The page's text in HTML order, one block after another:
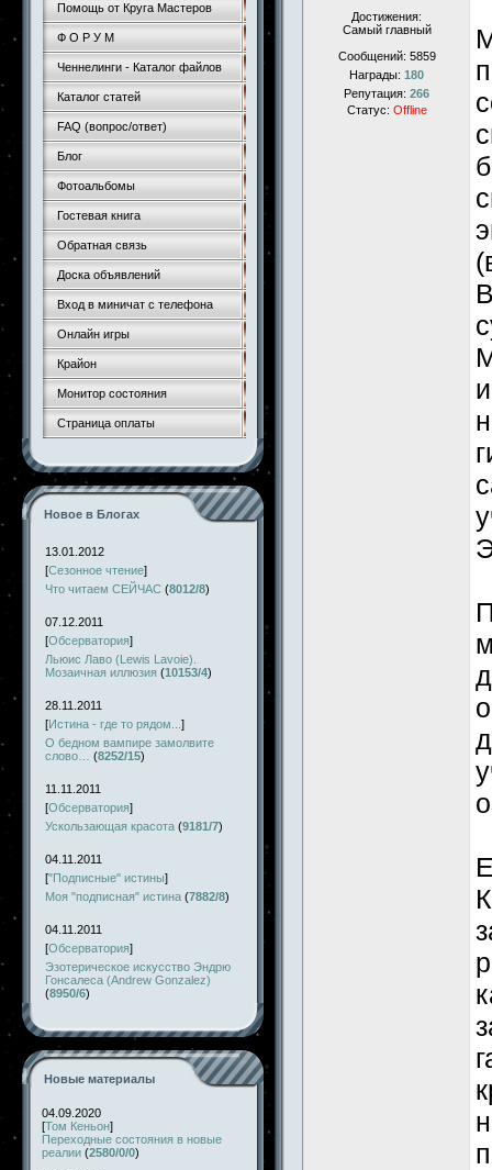
Помощь от Круга Мастеров
Ф О Р У М
Ченнелинги - Каталог файлов
Каталог статей
FAQ (вопрос/ответ)
Блог
Фотоальбомы
Гостевая книга
Обратная связь
Доска объявлений
Вход в миничат с телефона
Онлайн игры
Крайон
Монитор состояния
Страница оплаты
Новое в Блогах
13.01.2012
[Сезонное чтение]
Что читаем СЕЙЧАС (8012/8)
07.12.2011
[Обсерватория]
Льюис Лаво (Lewis Lavoie).
Мозаичная иллюзия (10153/4)
28.11.2011
[Истина - где то рядом... ]
О бедном вампире замолвите
слово…
(8252/15)
11.11.2011
[Обсерватория]
Ускользающая красота (9181/7)
04.11.2011
["Подписные" истины]
Моя "подписная" истина (7882/8)
04.11.2011
[Обсерватория]
Эзотерическое искусство Эндрю
Гонсалеса (Andrew Gonzalez)
(8950/6)
Новые материалы
04.09.2020
[Том Кеньон]
Переходные состояния в новые
реалии (2580/0/0)
Достижения:
Самый главный
Сообщений: 5859
Награды: 180
Репутация: 266
Статус: Offline